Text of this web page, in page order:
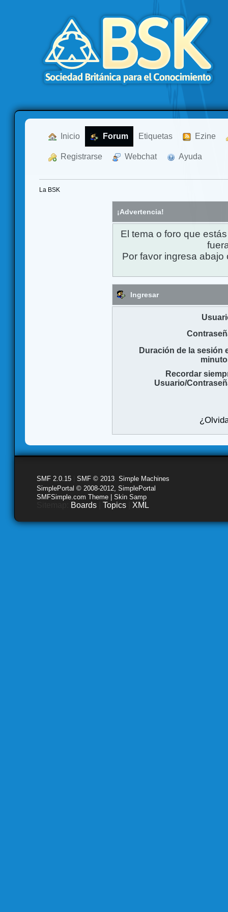
Inicio Forum Etiquetas Ezine
Registrarse Webchat Ayuda
La BSK
¡Advertencia!
El tema o foro que
Por favor ingresa
Ingresar
Duración de la sesión
Recordar
Usuario/
SMF 2.0.15 SMF © 2013 Simple Machines
SimplePortal © 2008-2012, SimplePortal
SMFSimple.com Theme | Skin Samp
Boards Topics XML